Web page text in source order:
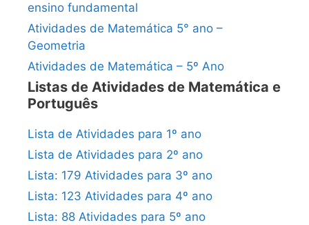
ensino fundamental
Atividades de Matemática 5° ano –
Geometria
Atividades de Matemática – 5º Ano
Listas de Atividades de Matemática e
Português
Lista de Atividades para 1º ano
Lista de Atividades para 2º ano
Lista: 179 Atividades para 3º ano
Lista: 123 Atividades para 4º ano
Lista: 88 Atividades para 5º ano